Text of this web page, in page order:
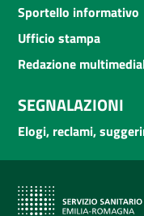
Sportello informativo
Ufficio stampa
Redazione
SEGNALAZIONI
Elogi, reclami,